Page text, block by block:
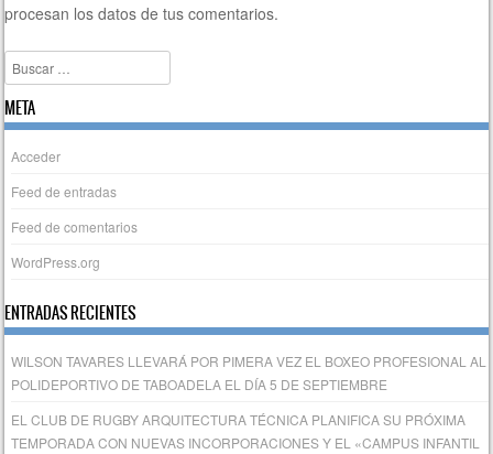
procesan los datos de tus comentarios.
Buscar
META
Acceder
Feed de entradas
Feed de comentarios
WordPress.org
ENTRADAS RECIENTES
WILSON TAVARES LLEVARÁ POR PIMERA VEZ EL BOXEO PROFESIONAL AL
POLIDEPORTIVO DE TABOADELA EL DÍA 5 DE SEPTIEMBRE
EL CLUB DE RUGBY ARQUITECTURA TÉCNICA PLANIFICA SU PRÓXIMA
TEMPORADA CON NUEVAS INCORPORACIONES Y EL «CAMPUS INFANTIL